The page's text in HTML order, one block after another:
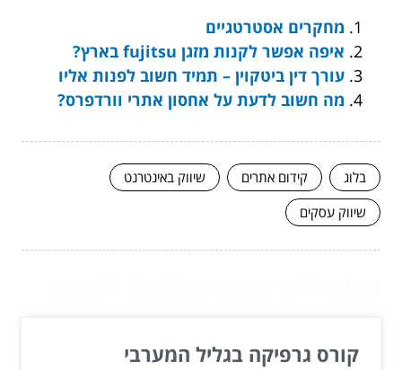
מחקרים אסטרטגיים
איפה אפשר לקנות מזגן fujitsu בארץ?
עורך דין ביטקוין – תמיד חשוב לפנות אליו
מה חשוב לדעת על אחסון אתרי וורדפרס?
בלוג קידום אתרים
שיווק באינטרנט
שיווק עסקים
קורס גרפיקה בגליל המערבי